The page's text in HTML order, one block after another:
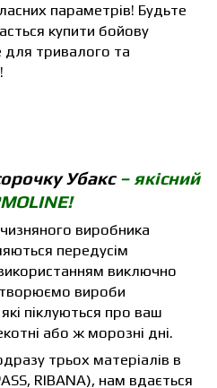
параметрів! Будьте
купити бойову
для тривалого та
Убакс– якісний
виробника
передусім
виключно
вироби
які піклуються про ваш
або ж морозні дні.
трьох матеріалів в
RIBANA), нам вдається